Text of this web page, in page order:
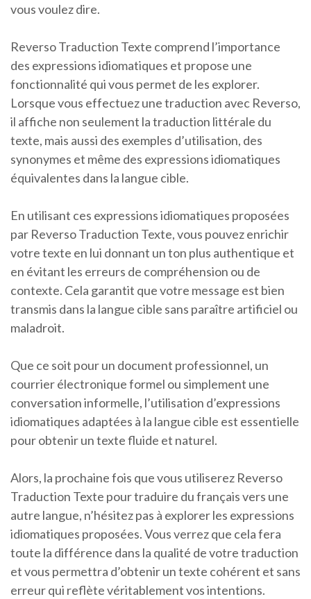
vous voulez dire.
Reverso Traduction Texte comprend l’importance
des expressions idiomatiques et propose une
fonctionnalité qui vous permet de les explorer.
Lorsque vous effectuez une traduction avec Reverso,
il affiche non seulement la traduction littérale du
texte, mais aussi des exemples d’utilisation, des
synonymes et même des expressions idiomatiques
équivalentes dans la langue cible.
En utilisant ces expressions idiomatiques proposées
par Reverso Traduction Texte, vous pouvez enrichir
votre texte en lui donnant un ton plus authentique et
en évitant les erreurs de compréhension ou de
contexte. Cela garantit que votre message est bien
transmis dans la langue cible sans paraître artificiel ou
maladroit.
Que ce soit pour un document professionnel, un
courrier électronique formel ou simplement une
conversation informelle, l’utilisation d’expressions
idiomatiques adaptées à la langue cible est essentielle
pour obtenir un texte fluide et naturel.
Alors, la prochaine fois que vous utiliserez Reverso
Traduction Texte pour traduire du français vers une
autre langue, n’hésitez pas à explorer les expressions
idiomatiques proposées. Vous verrez que cela fera
toute la différence dans la qualité de votre traduction
et vous permettra d’obtenir un texte cohérent et sans
erreur qui reflète véritablement vos intentions.